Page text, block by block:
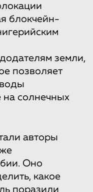
блокчейн-
земли,
позволяет
солнечных
авторы
Оно
какое
поразили